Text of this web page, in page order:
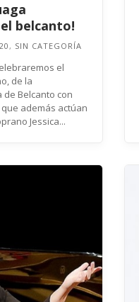
belcanto!
, SIN CATEGORÍA
el
de la
de Belcanto con
además actúan
Jessica...